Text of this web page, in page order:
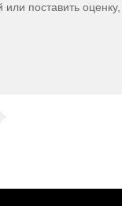
или поставить